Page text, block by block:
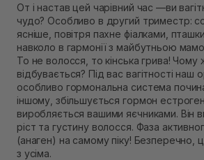
От і настав цей чарівний час —ви
чудо? Особливо в другий триместр:
ясніше, повітря пахне фіалками,
навколо в гармонії з майбутньою
То не волосся, то кінська грива! Чому
відбувається? Під вас вагітності наш
особливо гормональна система
іншому, збільшується гормон
виробляється вашими яєчниками. Він
ріст та густину волосся. Фаза
(анаген) на самому піку! Безперечно,
з усіма.